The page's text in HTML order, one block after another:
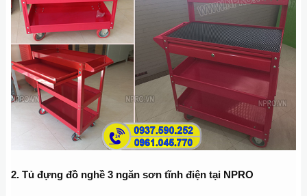
2. Tủ đựng đồ nghề 3 ngăn sơn tĩnh điện tại NPRO